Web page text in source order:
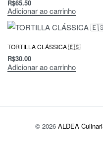
R$65.50
Adicionar ao carrinho
TORTILLA CLÁSSICA 🇪🇸
R$30.00
Adicionar ao carrinho
© 2026 ALDEA